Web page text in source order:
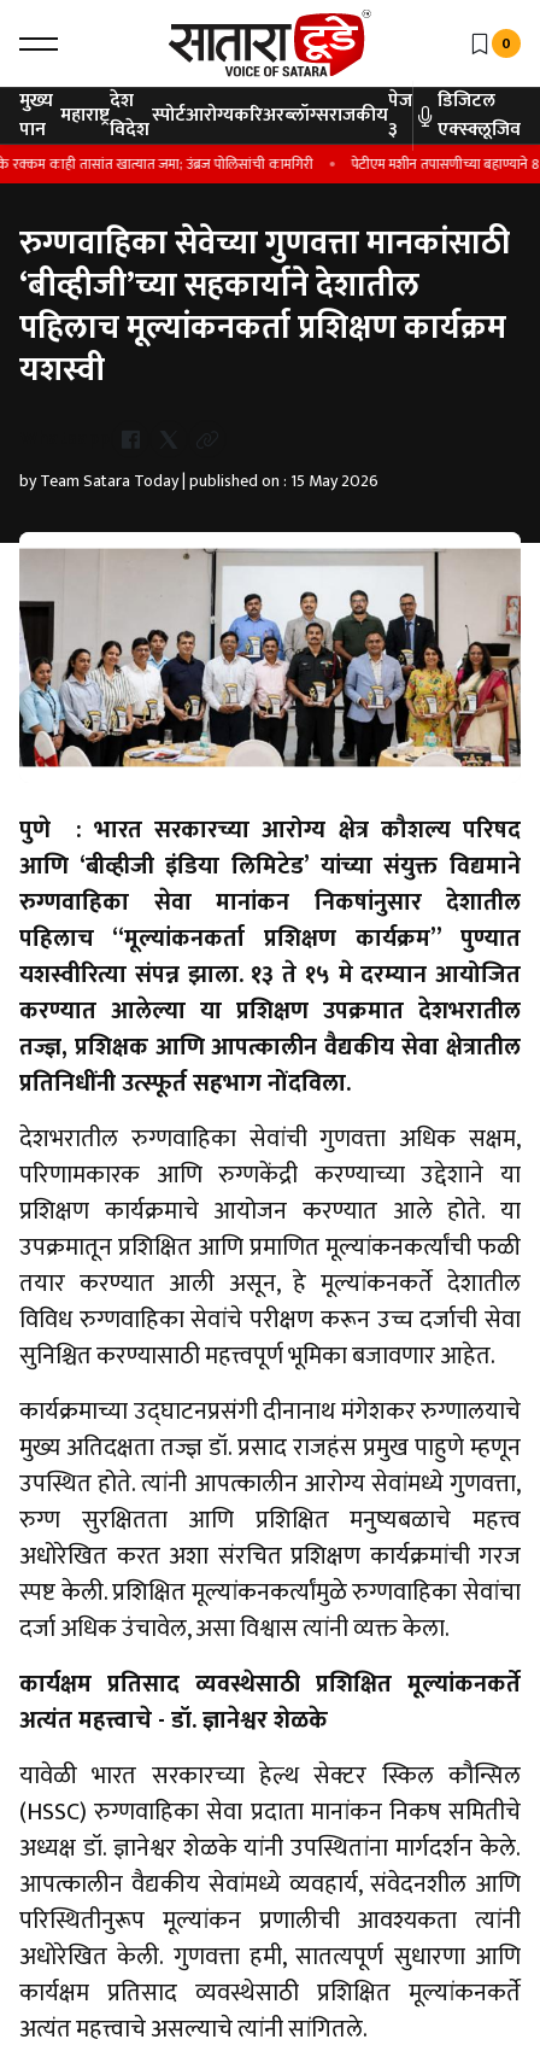
0
मुख्य
पान महाराष्ट्रदेश
विदेशस्पोर्टआरोग्यकरिअरब्लॉग्सराजकीयपेज
३
डिजिटल
एक्स्क्लूजिव
तासांत खात्यात जमा; उंब्रज पोलिसांची कामगिरी पेटीएम मशीन तपासणीच्या बहाण्याने
रुग्णवाहिका सेवेच्या गुणवत्ता मानकांसाठी
‘बीव्हीजी’च्या सहकार्याने देशातील
पहिलाच मूल्यांकनकर्ता प्रशिक्षण कार्यक्रम
यशस्वी
by Team Satara Today | published on : 15 May 2026
पुणे : भारत सरकारच्या आरोग्य क्षेत्र कौशल्य परिषद
आणि ‘बीव्हीजी इंडिया लिमिटेड’ यांच्या संयुक्त विद्यमाने
रुग्णवाहिका सेवा मानांकन निकषांनुसार देशातील
पहिलाच “मूल्यांकनकर्ता प्रशिक्षण कार्यक्रम” पुण्यात
यशस्वीरित्या संपन्न झाला. १३ ते १५ मे दरम्यान आयोजित
करण्यात आलेल्या या प्रशिक्षण उपक्रमात देशभरातील
तज्ज्ञ, प्रशिक्षक आणि आपत्कालीन वैद्यकीय सेवा क्षेत्रातील
प्रतिनिधींनी उत्स्फूर्त सहभाग नोंदविला.
देशभरातील रुग्णवाहिका सेवांची गुणवत्ता अधिक सक्षम,
परिणामकारक आणि रुग्णकेंद्री करण्याच्या उद्देशाने या
प्रशिक्षण कार्यक्रमाचे आयोजन करण्यात आले होते. या
उपक्रमातून प्रशिक्षित आणि प्रमाणित मूल्यांकनकर्त्यांची फळी
तयार करण्यात आली असून, हे मूल्यांकनकर्ते देशातील
विविध रुग्णवाहिका सेवांचे परीक्षण करून उच्च दर्जाची सेवा
सुनिश्चित करण्यासाठी महत्त्वपूर्ण भूमिका बजावणार आहेत.
कार्यक्रमाच्या उद्घाटनप्रसंगी दीनानाथ मंगेशकर रुग्णालयाचे
मुख्य अतिदक्षता तज्ज्ञ डॉ. प्रसाद राजहंस प्रमुख पाहुणे म्हणून
उपस्थित होते. त्यांनी आपत्कालीन आरोग्य सेवांमध्ये गुणवत्ता,
रुग्ण सुरक्षितता आणि प्रशिक्षित मनुष्यबळाचे महत्त्व
अधोरेखित करत अशा संरचित प्रशिक्षण कार्यक्रमांची गरज
स्पष्ट केली. प्रशिक्षित मूल्यांकनकर्त्यांमुळे रुग्णवाहिका सेवांचा
दर्जा अधिक उंचावेल, असा विश्वास त्यांनी व्यक्त केला.
कार्यक्षम प्रतिसाद व्यवस्थेसाठी प्रशिक्षित मूल्यांकनकर्ते
अत्यंत महत्त्वाचे - डॉ. ज्ञानेश्वर शेळके
यावेळी भारत सरकारच्या हेल्थ सेक्टर स्किल कौन्सिल
(HSSC) रुग्णवाहिका सेवा प्रदाता मानांकन निकष समितीचे
अध्यक्ष डॉ. ज्ञानेश्वर शेळके यांनी उपस्थितांना मार्गदर्शन केले.
आपत्कालीन वैद्यकीय सेवांमध्ये व्यवहार्य, संवेदनशील आणि
परिस्थितीनुरूप मूल्यांकन प्रणालीची आवश्यकता त्यांनी
अधोरेखित केली. गुणवत्ता हमी, सातत्यपूर्ण सुधारणा आणि
कार्यक्षम प्रतिसाद व्यवस्थेसाठी प्रशिक्षित मूल्यांकनकर्ते
अत्यंत महत्त्वाचे असल्याचे त्यांनी सांगितले.